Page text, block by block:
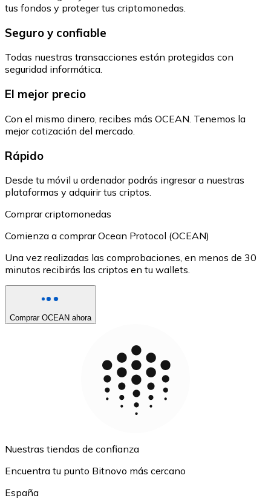
tus fondos y proteger tus criptomonedas.
Seguro y confiable
Todas nuestras transacciones están protegidas con
seguridad informática.
El mejor precio
Con el mismo dinero, recibes más OCEAN. Tenemos la
mejor cotización del mercado.
Rápido
Desde tu móvil u ordenador podrás ingresar a nuestras
plataformas y adquirir tus criptos.
Comprar criptomonedas
Comienza a comprar Ocean Protocol (OCEAN)
Una vez realizadas las comprobaciones, en menos de 30
minutos recibirás las criptos en tu wallets.
Comprar OCEAN ahora
Nuestras tiendas de confianza
Encuentra tu punto Bitnovo más cercano
España